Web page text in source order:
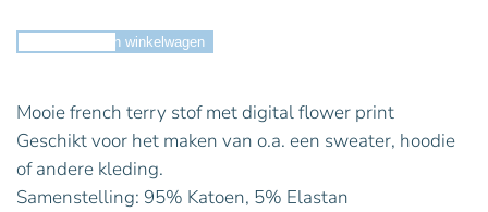
Toevoegen aan winkelwagen
Mooie french terry stof met digital flower print
Geschikt voor het maken van o.a. een sweater, hoodie
of andere kleding.
Samenstelling: 95% Katoen, 5% Elastan